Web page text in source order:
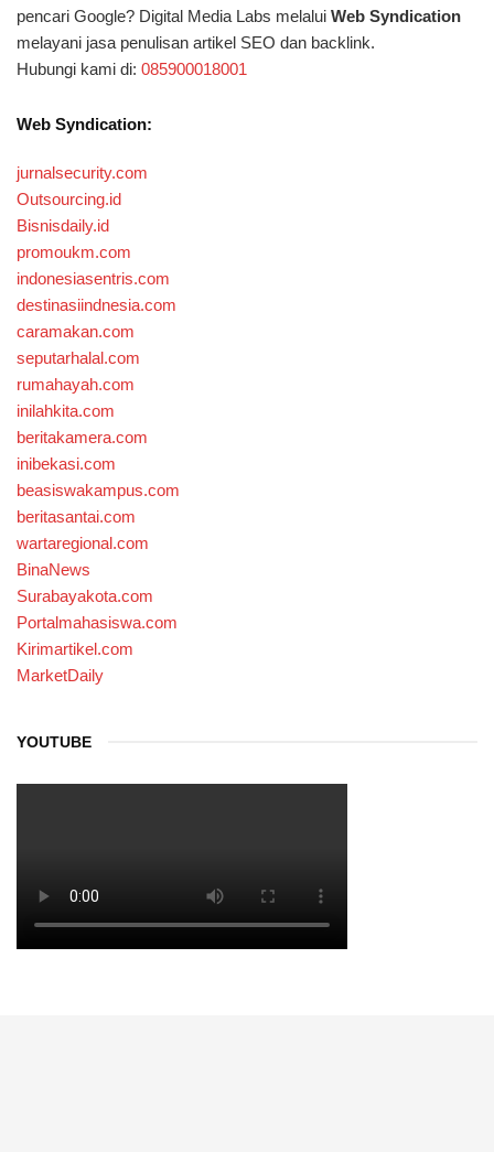
pencari Google? Digital Media Labs melalui Web Syndication
melayani jasa penulisan artikel SEO dan backlink.
Hubungi kami di: 085900018001
Web Syndication:
jurnalsecurity.com
Outsourcing.id
Bisnisdaily.id
promoukm.com
indonesiasentris.com
destinasiindnesia.com
caramakan.com
seputarhalal.com
rumahayah.com
inilahkita.com
beritakamera.com
inibekasi.com
beasiswakampus.com
beritasantai.com
wartaregional.com
BinaNews
Surabayakota.com
Portalmahasiswa.com
Kirimartikel.com
MarketDaily
YOUTUBE